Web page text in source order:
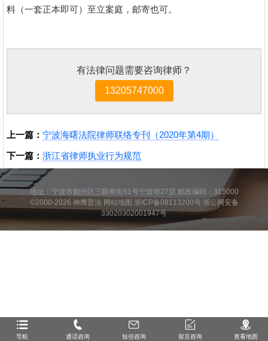
料（一套正本即可）至立案庭，邮寄也可。
有法律问题需要咨询律师？
13205747000
上一篇： 宁波海曙法院律师联络专刊（2020年第4期）
下一篇： 浙江省律师执业行为规范
地址：宁波市鄞州区三眼桥街51号宁波塔27层 邮政编码：315000
©2000-2026 神鹰普法 网站地图 浙ICP备08113200号 浙公网安备
33020302001947号
导航 通话咨询 短信咨询 留言咨询 查看地图